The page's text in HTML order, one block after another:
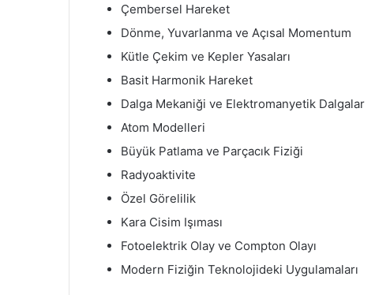
Çembersel Hareket
Dönme, Yuvarlanma ve Açısal Momentum
Kütle Çekim ve Kepler Yasaları
Basit Harmonik Hareket
Dalga Mekaniği ve Elektromanyetik Dalgalar
Atom Modelleri
Büyük Patlama ve Parçacık Fiziği
Radyoaktivite
Özel Görelilik
Kara Cisim Işıması
Fotoelektrik Olay ve Compton Olayı
Modern Fiziğin Teknolojideki Uygulamaları